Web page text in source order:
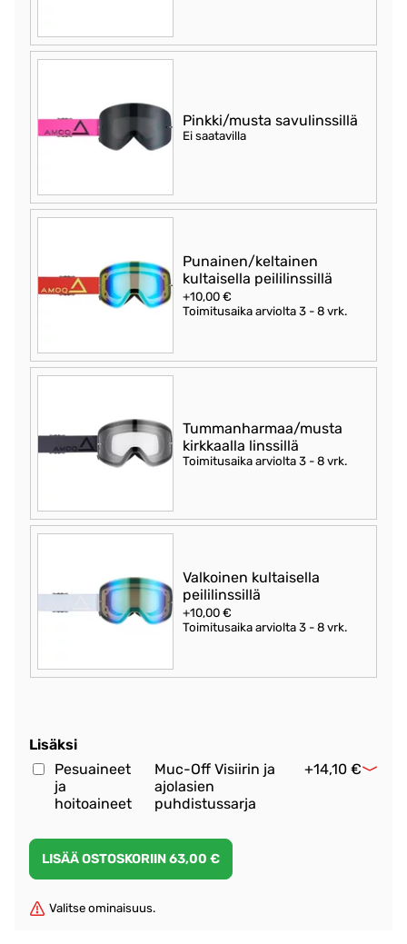
Pinkki/musta savulinssillä
Ei saatavilla
Punainen/keltainen
kultaisella peililinssillä
+10,00 €
Toimitusaika arviolta 3 - 8 vrk.
Tummanharmaa/musta
kirkkaalla linssillä
Toimitusaika arviolta 3 - 8 vrk.
Valkoinen kultaisella
peililinssillä
+10,00 €
Toimitusaika arviolta 3 - 8 vrk.
Lisäksi
Pesuaineet
ja
hoitoaineet
Muc-Off Visiirin ja
ajolasien
puhdistussarja
+14,10 €
Valitse ominaisuus.